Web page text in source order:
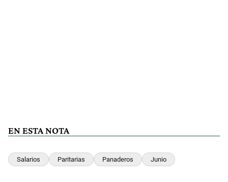
EN ESTA NOTA
Salarios Paritarias Panaderos Junio